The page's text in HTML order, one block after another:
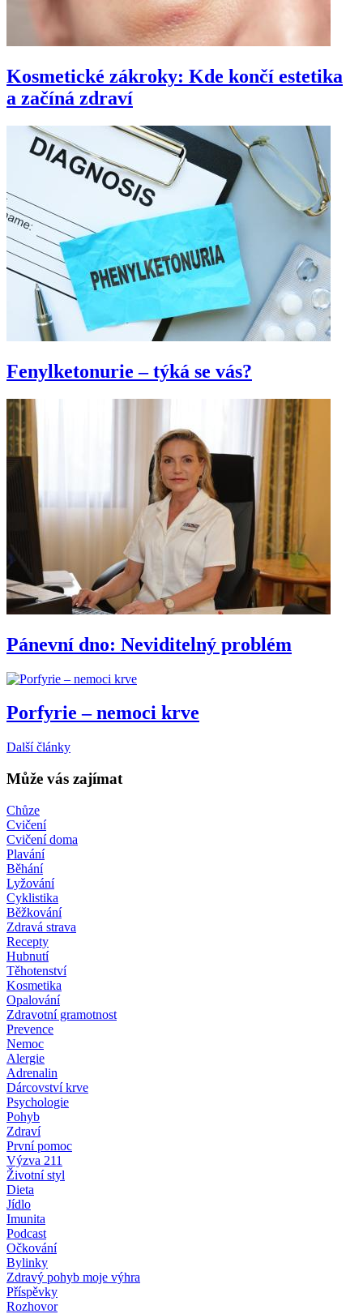
Kosmetické zákroky: Kde končí estetika
a začíná zdraví
Fenylketonurie – týká se vás?
Pánevní dno: Neviditelný problém
Porfyrie – nemoci krve
Další články
Může vás zajímat
Chůze
Cvičení
Cvičení doma
Plavání
Běhání
Lyžování
Cyklistika
Běžkování
Zdravá strava
Recepty
Hubnutí
Těhotenství
Kosmetika
Opalování
Zdravotní gramotnost
Prevence
Nemoc
Alergie
Adrenalin
Dárcovství krve
Psychologie
Pohyb
Zdraví
První pomoc
Výzva 211
Životní styl
Dieta
Jídlo
Imunita
Podcast
Očkování
Bylinky
Zdravý pohyb moje výhra
Příspěvky
Rozhovor